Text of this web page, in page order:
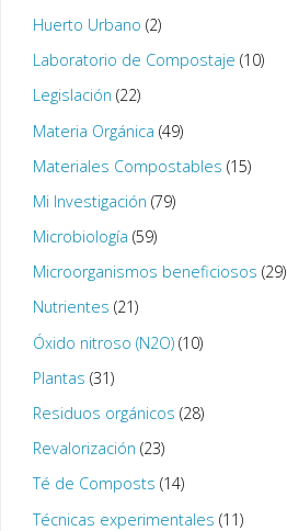
Huerto Urbano (2)
Laboratorio de Compostaje (10)
Legislación (22)
Materia Orgánica (49)
Materiales Compostables (15)
Mi Investigación (79)
Microbiología (59)
Microorganismos beneficiosos (29)
Nutrientes (21)
Óxido nitroso (N2O)(10)
Plantas (31)
Residuos orgánicos (28)
Revalorización (23)
Té de Composts (14)
Técnicas experimentales (11)